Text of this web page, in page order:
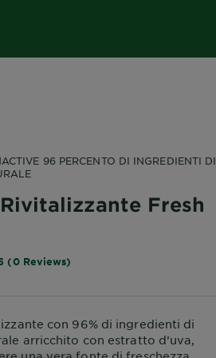
96 PERCENTO DI INGREDIENTI DI
Fresh
(0 Reviews)
con 96% di ingredienti di
arricchito con estratto d’uva,